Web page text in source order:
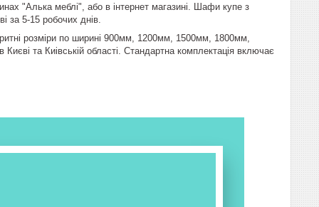
"Алька меблі", або в інтернет магазині. Шафи купе з
за 5-15 робочих днів.
розміри по ширині 900мм, 1200мм, 1500мм, 1800мм,
та Киівській області. Стандартна комплектація включає